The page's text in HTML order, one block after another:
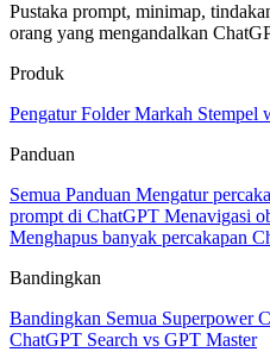
Pustaka prompt, minimap,
orang yang mengandalkan
Produk
PengaturFolderMarkah Stempel
Panduan
Semua Panduan Mengatur
prompt di ChatGPT Menavigasi
Menghapus banyak percakapan
Bandingkan
Bandingkan Semua Superpower
ChatGPT Search vs GPT Master